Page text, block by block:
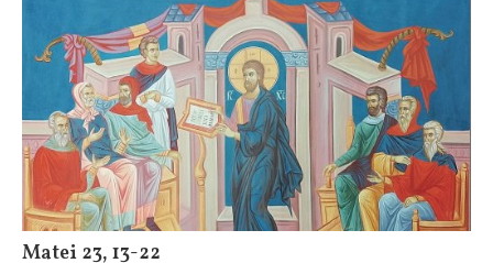
Matei 23, 13-22